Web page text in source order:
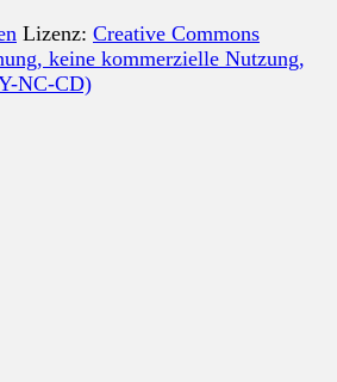
Lizenz: Creative Commons
keine kommerzielle Nutzung,
NC-CD)